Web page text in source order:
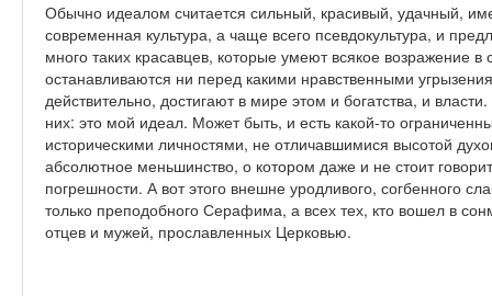
Обычно идеалом считается сильный, красивый, удачный,
современная культура, а чаще всего псевдокультура, и
много таких красавцев, которые умеют всякое возражение
останавливаются ни перед какими нравственными
действительно, достигают в мире этом и богатства, и
них: это мой идеал. Может быть, и есть какой-то
историческими личностями, не отличавшимися высотой
абсолютное меньшинство, о котором даже и не стоит
погрешности. А вот этого внешне уродливого, согбенного
только преподобного Серафима, а всех тех, кто вошел в
отцев и мужей, прославленных Церковью.